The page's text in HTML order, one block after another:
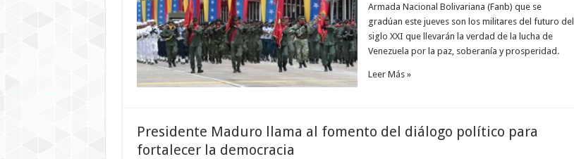
Armada Nacional Bolivariana (Fanb) que se
gradúan este jueves son los militares del futuro del
siglo XXI que llevarán la verdad de la lucha de
Venezuela por la paz, soberanía y prosperidad.
Leer Más »
Presidente Maduro llama al fomento del diálogo político para
fortalecer la democracia